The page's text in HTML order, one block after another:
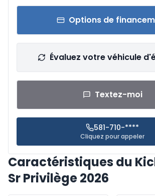
Options de
Évaluez votre véhicule
Textez-moi
581-710-****
Cliquez pour appeler
Caractéristiques du
Sr Privilège 2026